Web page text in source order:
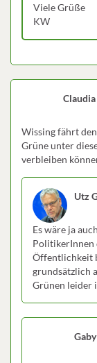
Viele Grüße
KW
Wissing fährt
Grüne unter
verbleiben
Utz
Es wäre ja
PolitikerInnen
Öffentlichkeit
grundsätzlich
Grünen leider
Gaby